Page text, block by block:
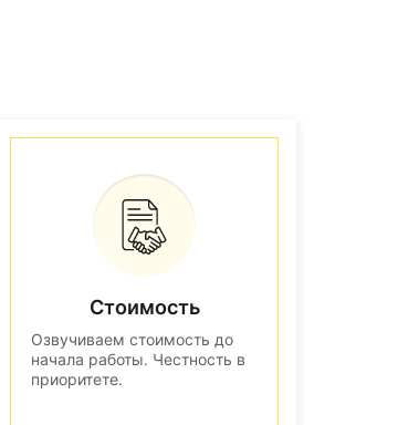
Стоимость
Озвучиваем стоимость до
начала работы. Честность в
приоритете.